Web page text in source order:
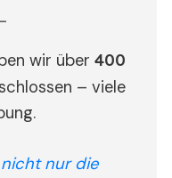
wir über400
– viele
nicht nur die